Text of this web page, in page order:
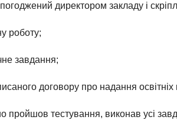
погоджений директором закладу і
роботу;
завдання;
договору про надання освітніх
пройшов тестування, виконав усі